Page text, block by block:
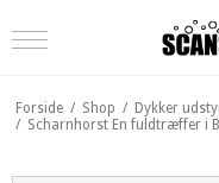
Forside / Shop / Dykker
/ Scharnhorst En fuldtræffer i